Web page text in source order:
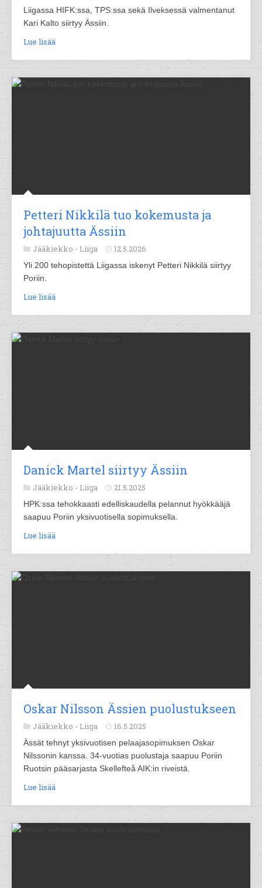
Liigassa HIFK:ssa, TPS:ssa sekä Ilveksessä valmentanut
Kari Kalto siirtyy Ässiin.
Lue lisää
Petteri Nikkilä tuo kokemusta ja
johtajuutta Ässiin
Jääkiekko - Liiga 12.5.2026
Yli 200 tehopistettä Liigassa iskenyt Petteri Nikkilä siirtyy
Poriin.
Lue lisää
Danick Martel siirtyy Ässiin
Jääkiekko - Liiga 21.5.2025
HPK:ssa tehokkaasti edelliskaudella pelannut hyökkääjä
saapuu Poriin yksivuotisella sopimuksella.
Lue lisää
Oskar Nilsson Ässien puolustukseen
Jääkiekko - Liiga 16.5.2025
Ässät tehnyt yksivuotisen pelaajasopimuksen Oskar
Nilssonin kanssa. 34-vuotias puolustaja saapuu Poriin
Ruotsin pääsarjasta Skellefteå AIK:in riveistä.
Lue lisää